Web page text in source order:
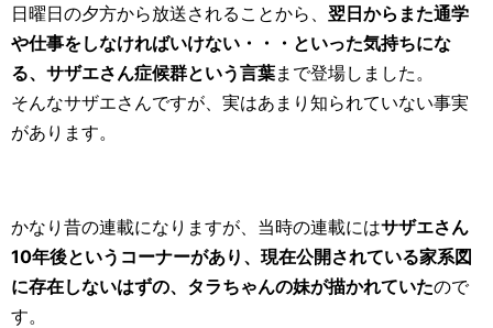
日曜日の夕方から放送されることから、 翌日からまた通学
や仕事をしなければいけない・・・といった気持ちにな
る、サザエさん症候群という言葉まで登場しました。
そんなサザエさんですが、実はあまり知られていない事実
があります。
かなり昔の連載になりますが、当時の連載にはサザエさん
10年後というコーナーがあり、現在公開されている家系図
に存在しないはずの、タラちゃんの妹が描かれていたので
す。